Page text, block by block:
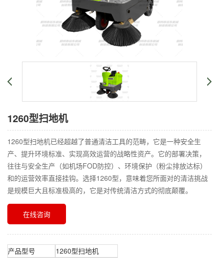
1260型扫地机
1260型扫地机已经超越了普通清洁工具的范畴，它是一种安全生
产、提升环境标准、实现高效运营的战略性资产。它的部署决策，
往往与安全生产（如机场FOD防控）、环境保护（粉尘排放达标）
和的运营效率直接挂钩。选择1260型，意味着您所面对的清洁挑战
是规模巨大且标准极高的，它是对传统清洁方式的彻底颠覆。
在线咨询
产品型号
1260型扫地机